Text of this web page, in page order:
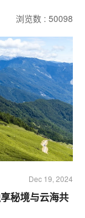
浏览数 : 50098
Dec 19, 2024
秘境与云海共